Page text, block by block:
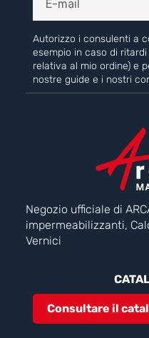
Autorizzo i consulenti a
esempio in caso di
relativa al mio ordine) e
nostre guide e i nostri
Negozio ufficiale di
impermeabilizzanti,
Vernici
Consultare il